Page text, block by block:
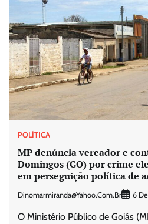
POLÍTICA
MP denúncia vereador e
Domingos (GO) por crime
em perseguição política de
Dinomarmiranda@yahoo.com.br 6
O Ministério Público de Goiás